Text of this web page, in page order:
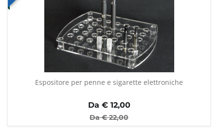
Espositore per penne e sigarette elettroniche
Da €12,00
Da €22,00